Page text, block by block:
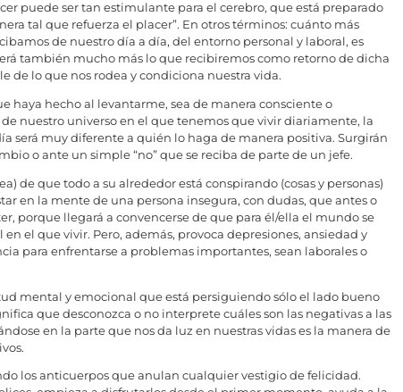
puede ser tan estimulante para el cerebro, que está preparado
tal que refuerza el placer”. En otros términos: cuánto más
de nuestro día a día, del entorno personal y laboral, es
también mucho más lo que recibiremos como retorno de dicha
de lo que nos rodea y condiciona nuestra vida.
haya hecho al levantarme, sea de manera consciente o
nuestro universo en el que tenemos que vivir diariamente, la
será muy diferente a quién lo haga de manera positiva. Surgirán
o ante un simple “no” que se reciba de parte de un jefe.
de que todo a su alrededor está conspirando (cosas y personas)
en la mente de una persona insegura, con dudas, que antes o
porque llegará a convencerse de que para él/ella el mundo se
el que vivir. Pero, además, provoca depresiones, ansiedad y
para enfrentarse a problemas importantes, sean laborales o
mental y emocional que está persiguiendo sólo el lado bueno
que desconozca o no interprete cuáles son las negativas a las
en la parte que nos da luz en nuestras vidas es la manera de
los anticuerpos que anulan cualquier vestigio de felicidad.